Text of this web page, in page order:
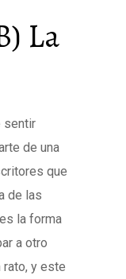
La
sentir
de una
que
de las
la forma
a otro
rato, y este